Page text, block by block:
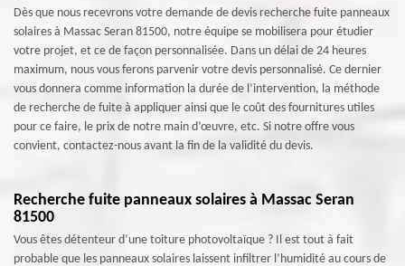
Dès que nous recevrons votre demande de devis recherche fuite panneaux
solaires à Massac Seran 81500, notre équipe se mobilisera pour étudier
votre projet, et ce de façon personnalisée. Dans un délai de 24 heures
maximum, nous vous ferons parvenir votre devis personnalisé. Ce dernier
vous donnera comme information la durée de l’intervention, la méthode
de recherche de fuite à appliquer ainsi que le coût des fournitures utiles
pour ce faire, le prix de notre main d’œuvre, etc. Si notre offre vous
convient, contactez-nous avant la fin de la validité du devis.
Recherche fuite panneaux solaires à Massac Seran
81500
Vous êtes détenteur d’une toiture photovoltaïque ? Il est tout à fait
probable que les panneaux solaires laissent infiltrer l’humidité au cours de